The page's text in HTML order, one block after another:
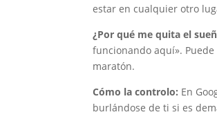
estar en cualquier otro
¿Por qué me quita el
funcionando aquí».
maratón.
Cómo la controlo: En
burlándose de ti si es